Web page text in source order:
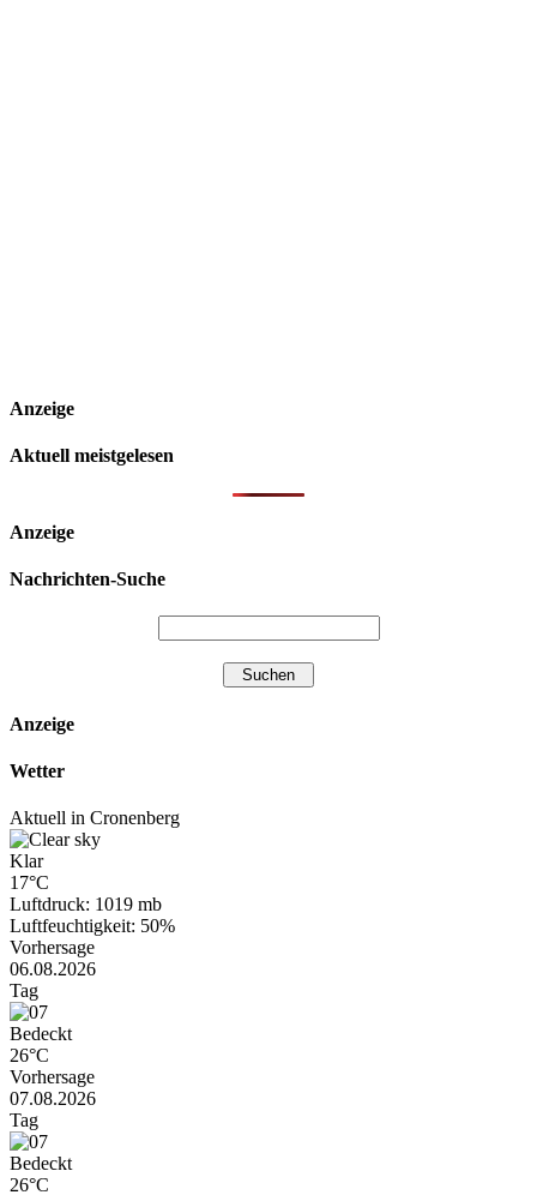
Anzeige
Aktuell meistgelesen
Anzeige
Nachrichten-Suche
Anzeige
Wetter
Aktuell in Cronenberg
Klar
17°C
Luftdruck: 1019 mb
Luftfeuchtigkeit: 50%
Vorhersage
06.08.2026
Tag
Bedeckt
26°C
Vorhersage
07.08.2026
Tag
Bedeckt
26°C